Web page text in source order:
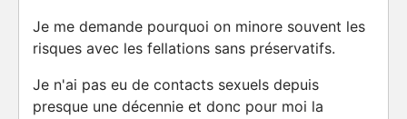
Je me demande pourquoi on minore souvent les
risques avec les fellations sans préservatifs.
Je n'ai pas eu de contacts sexuels depuis
presque une décennie et donc pour moi la